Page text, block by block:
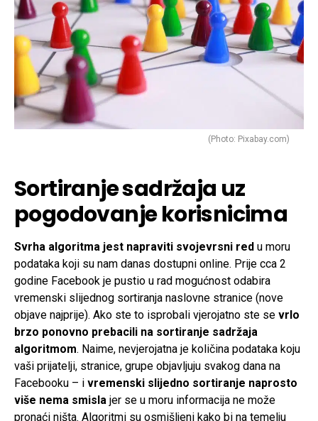
(Photo: Pixabay.com)
Sortiranje sadržaja uz
pogodovanje korisnicima
Svrha algoritma jest napraviti svojevrsni red u moru
podataka koji su nam danas dostupni online. Prije cca 2
godine Facebook je pustio u rad mogućnost odabira
vremenski slijednog sortiranja naslovne stranice (nove
objave najprije). Ako ste to isprobali vjerojatno ste se vrlo
brzo ponovno prebacili na sortiranje sadržaja
algoritmom. Naime, nevjerojatna je količina podataka koju
vaši prijatelji, stranice, grupe objavljuju svakog dana na
Facebooku – i vremenski slijedno sortiranje naprosto
više nema smisla jer se u moru informacija ne može
pronaći ništa. Algoritmi su osmišljeni kako bi na temelju